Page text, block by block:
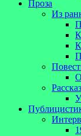
Проза
Из